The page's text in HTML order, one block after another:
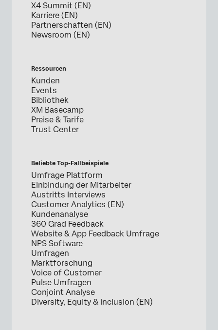
X4 Summit (EN)
Karriere (EN)
Partnerschaften (EN)
Newsroom (EN)
Ressourcen
Kunden
Events
Bibliothek
XM Basecamp
Preise & Tarife
Trust Center
Beliebte Top-Fallbeispiele
Umfrage Plattform
Einbindung der Mitarbeiter
Austritts Interviews
Customer Analytics (EN)
Kundenanalyse
360 Grad Feedback
Website & App Feedback Umfrage
NPS Software
Umfragen
Marktforschung
Voice of Customer
Pulse Umfragen
Conjoint Analyse
Diversity, Equity & Inclusion (EN)